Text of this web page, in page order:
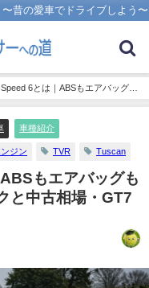
昔の愛車でドライブしよう〜
6とは｜ABSもエアバッグも
乗り方
車種紹介
ジン TVR Tuscan
もエアバッグも
と中古相場・GT7